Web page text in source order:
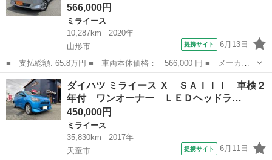
566,000円
ミライース
10,287km
2020年
山形市
提携サイト 6月13日
■ 支払総額: 65.8万円 ■ 車両本体価格： 566,000 円 ■ メーカー
名： ダイハツ ■ 車種名： ミライース ■ グレード名： Ｂ Ｓ
ＡＩＩＩ スマートアシスト３ コーナーセンサー オートハイビー
ム アイドリ...
山形 山形市 ミライース
ダイハツ ミライース Ｘ ＳＡＩＩＩ 車検２
年付 ワンオーナー ＬＥＤヘッドラ…
450,000円
ミライース
35,830km
2017年
天童市
提携サイト 6月11日